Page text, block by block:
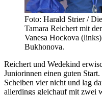
Foto: Harald Strier /
Tamara Reichert mit
Vanesa Hockova
Bukhonova.
Reichert und Wedekind
Juniorinnen einen guten
Scheiben vier nicht und lag
allerdings gleichauf mit zwei